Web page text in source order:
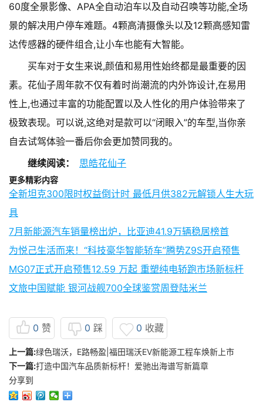
60度全景影像、APA全自动泊车以及自动召唤等功能,全场
景的解决用户停车难题。4颗高清摄像头以及12颗高感知雷
达传感器的硬件组合,让小车也能有大智能。
买车对于女生来说,颜值和易用性始终都是最重要的因
素。花仙子周年款不仅有着时尚潮流的内外饰设计,在易用
性上,也通过丰富的功能配置以及人性化的用户体验带来了
极致表现。可以说,这绝对是款可以“闭眼入”的车型,当你亲
自去试驾体验一番后你会更加赞同我的。
继续阅读：
思皓花仙子
更多精彩内容
全新坦克300限时权益倒计时 最低月供382元解锁人生大玩
具
7月新能源汽车销量榜出炉，比亚迪41.9万辆稳居榜首
为悦己生活而来！“科技豪华智能轿车”腾势Z9S开启预售
MG07正式开启预售12.59 万起 重塑纯电轿跑市场新标杆
文旅中国赋能 银河战舰700全球鉴赏周登陆米兰
0 赞 0 踩 0 收藏
上一篇:绿色瑞沃，E路畅盈|福田瑞沃EV新能源工程车焕新上市
下一篇:打造中国汽车品质新标杆！爱驰出海谱写新篇章
分享到